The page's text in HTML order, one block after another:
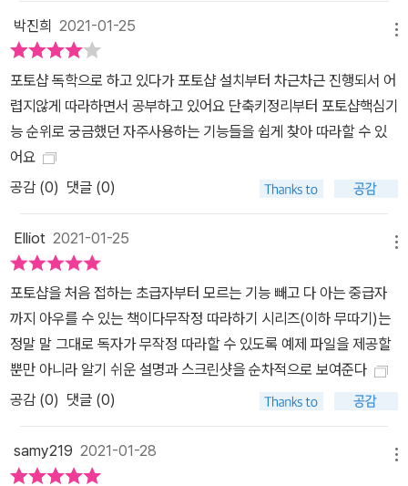
박진희 2021-01-25
포토샵 독학으로 하고 있다가 포토샵 설치부터 차근차근 진행되서 어
렵지않게 따라하면서 공부하고 있어요 단축키정리부터 포토샵핵심기
능 순위로 궁금했던 자주사용하는 기능들을 쉽게 찾아 따라할 수 있
어요
공감 (0) 댓글 (0)
Elliot 2021-01-25
포토샵을 처음 접하는 초급자부터 모르는 기능 빼고 다 아는 중급자
까지 아우를 수 있는 책이다무작정 따라하기 시리즈(이하 무따기)는
정말 말 그대로 독자가 무작정 따라할 수 있도록 예제 파일을 제공할
뿐만 아니라 알기 쉬운 설명과 스크린샷을 순차적으로 보여준다
공감 (0) 댓글 (0)
samy219 2021-01-28